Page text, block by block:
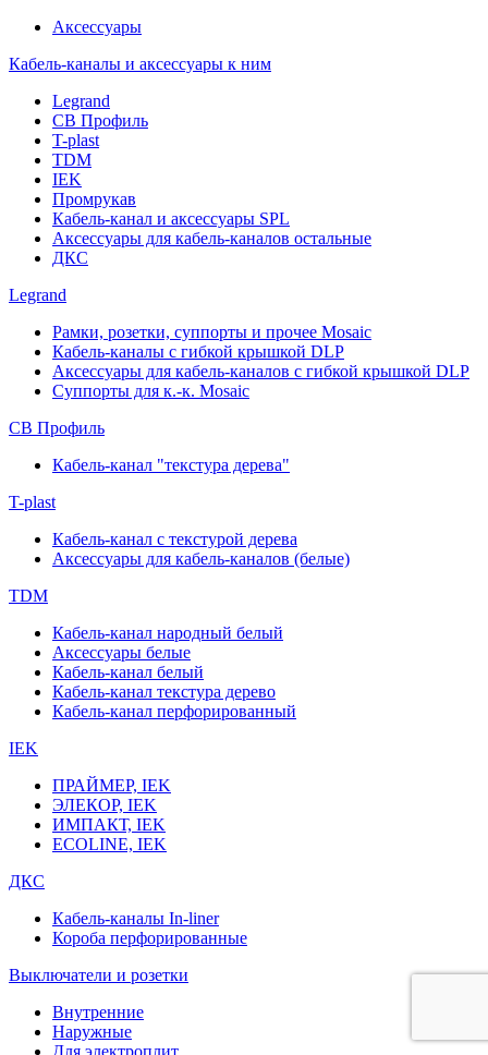
Аксессуары
Кабель-каналы и аксессуары к ним
Legrand
СВ Профиль
T-plast
TDM
IEK
Промрукав
Кабель-канал и аксессуары SPL
Аксессуары для кабель-каналов остальные
ДКС
Legrand
Рамки, розетки, суппорты и прочее Mosaic
Кабель-каналы с гибкой крышкой DLP
Аксессуары для кабель-каналов с гибкой крышкой DLP
Суппорты для к.-к. Mosaic
СВ Профиль
Кабель-канал "текстура дерева"
T-plast
Кабель-канал с текстурой дерева
Аксессуары для кабель-каналов (белые)
TDM
Кабель-канал народный белый
Аксессуары белые
Кабель-канал белый
Кабель-канал текстура дерево
Кабель-канал перфорированный
IEK
ПРАЙМЕР, IEK
ЭЛЕКОР, IEK
ИМПАКТ, IEK
ECOLINE, IEK
ДКС
Кабель-каналы In-liner
Короба перфорированные
Выключатели и розетки
Внутренние
Наружные
Для электроплит